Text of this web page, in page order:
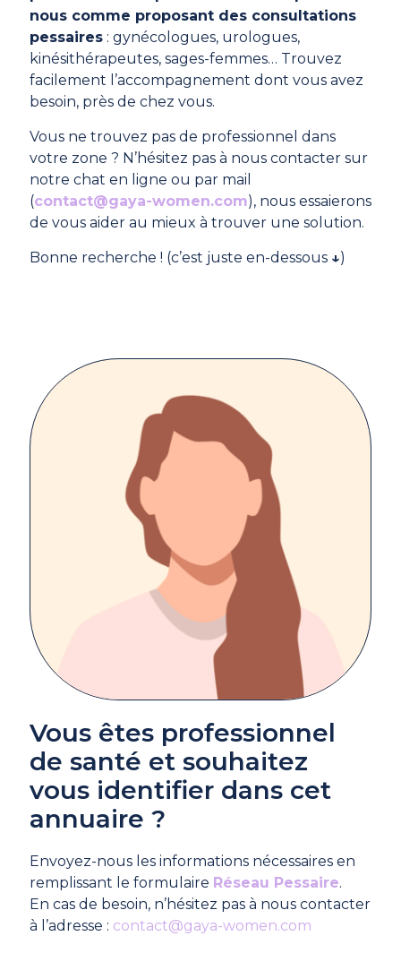
nous comme proposant des consultations
pessaires : gynécologues, urologues,
kinésithérapeutes, sages-femmes… Trouvez
facilement l’accompagnement dont vous avez
besoin, près de chez vous.
Vous ne trouvez pas de professionnel dans
votre zone ? N’hésitez pas à nous contacter sur
notre chat en ligne ou par mail
(contact@gaya-women.com), nous essaierons
de vous aider au mieux à trouver une solution.
Bonne recherche ! (c’est juste en-dessous ↓)
Vous êtes professionnel
de santé et souhaitez
vous identifier dans cet
annuaire ?
Envoyez-nous les informations nécessaires en
remplissant le formulaire Réseau Pessaire.
En cas de besoin, n’hésitez pas à nous contacter
à l’adresse : contact@gaya-women.com